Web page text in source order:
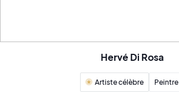
Hervé Di Rosa
Artiste célèbre Peintre